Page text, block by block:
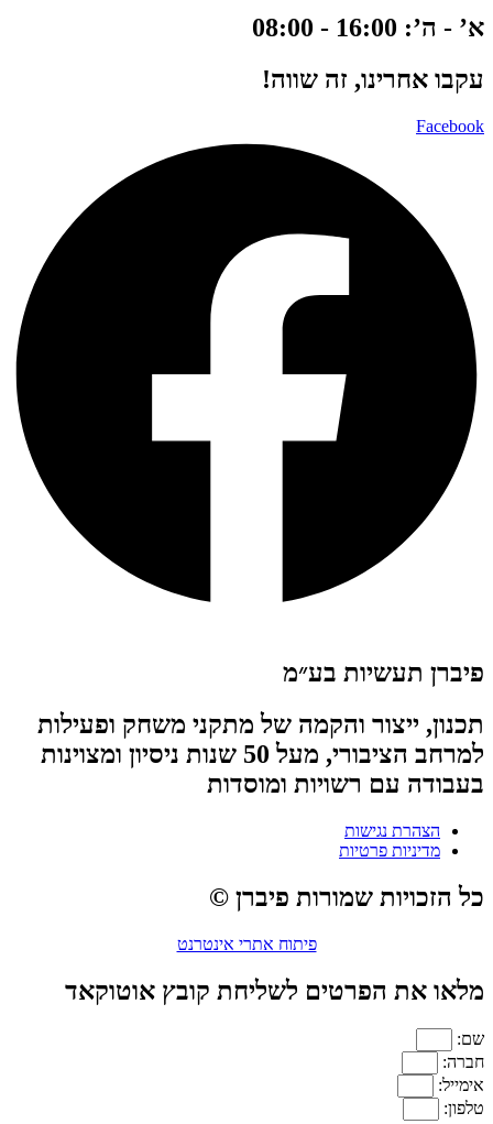
א’ - ה’: 16:00 - 08:00
עקבו אחרינו, זה שווה!
Facebook
פיברן תעשיות בע״מ
תכנון, ייצור והקמה של מתקני משחק ופעילות
למרחב הציבורי, מעל 50 שנות ניסיון ומצוינות
בעבודה עם רשויות ומוסדות
הצהרת נגישות
מדיניות פרטיות
כל הזכויות שמורות פיברן ©
פיתוח אתרי אינטרנט
מלאו את הפרטים לשליחת קובץ אוטוקאד
שם:
חברה:
אימייל:
טלפון: